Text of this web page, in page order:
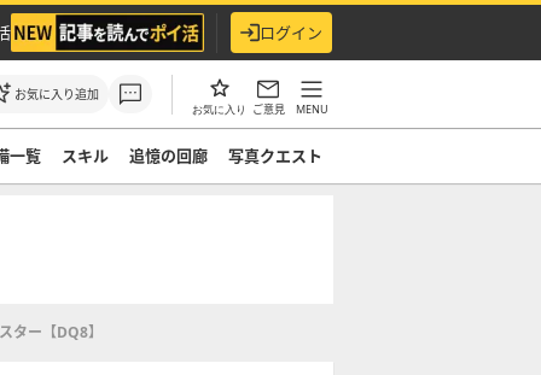
ログイン
お気に入り追加
お気に入り ご意見 MENU
一覧 スキル 追憶の回廊 写真クエスト
ター【DQ8】